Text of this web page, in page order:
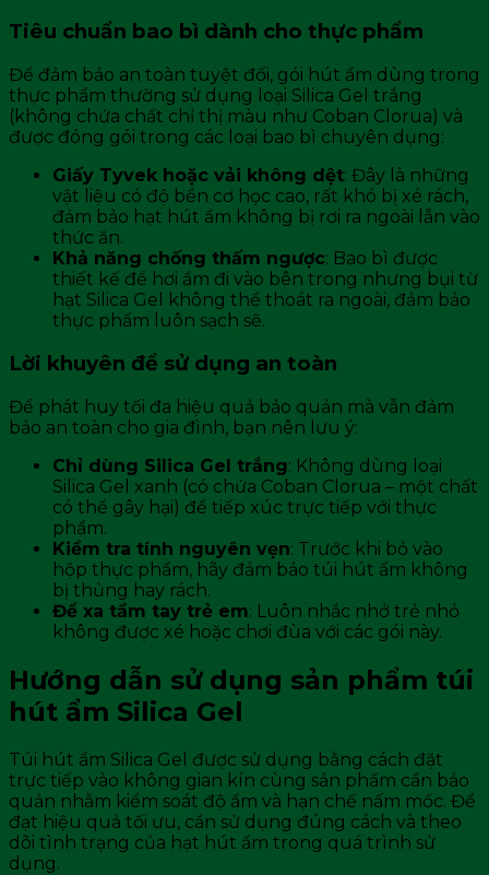
Tiêu chuẩn bao bì dành cho thực phẩm
Để đảm bảo an toàn tuyệt đối, gói hút ẩm dùng trong
thực phẩm thường sử dụng loại Silica Gel trắng
(không chứa chất chỉ thị màu như Coban Clorua) và
được đóng gói trong các loại bao bì chuyên dụng:
Giấy Tyvek hoặc vải không dệt: Đây là những
vật liệu có độ bền cơ học cao, rất khó bị xé rách,
đảm bảo hạt hút ẩm không bị rơi ra ngoài lẫn vào
thức ăn.
Khả năng chống thấm ngược: Bao bì được
thiết kế để hơi ẩm đi vào bên trong nhưng bụi từ
hạt Silica Gel không thể thoát ra ngoài, đảm bảo
thực phẩm luôn sạch sẽ.
Lời khuyên để sử dụng an toàn
Để phát huy tối đa hiệu quả bảo quản mà vẫn đảm
bảo an toàn cho gia đình, bạn nên lưu ý:
Chỉ dùng Silica Gel trắng: Không dùng loại
Silica Gel xanh (có chứa Coban Clorua – một chất
có thể gây hại) để tiếp xúc trực tiếp với thực
phẩm.
Kiểm tra tính nguyên vẹn: Trước khi bỏ vào
hộp thực phẩm, hãy đảm bảo túi hút ẩm không
bị thủng hay rách.
Để xa tầm tay trẻ em: Luôn nhắc nhở trẻ nhỏ
không được xé hoặc chơi đùa với các gói này.
Hướng dẫn sử dụng sản phẩm túi
hút ẩm Silica Gel
Túi hút ẩm Silica Gel được sử dụng bằng cách đặt
trực tiếp vào không gian kín cùng sản phẩm cần bảo
quản nhằm kiểm soát độ ẩm và hạn chế nấm mốc. Để
đạt hiệu quả tối ưu, cần sử dụng đúng cách và theo
dõi tình trạng của hạt hút ẩm trong quá trình sử
dụng.